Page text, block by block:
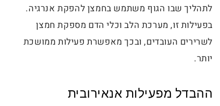
לתהליך שבו הגוף משתמש בחמצן להפקת אנרגיה.
בפעילות זו, מערכת הלב וכלי הדם מספקת חמצן
לשרירים העובדים, ובכך מאפשרת פעילות ממושכת
יותר.
ההבדל מפעילות אנאירובית